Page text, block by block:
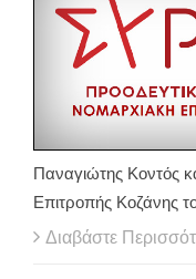
Παναγιώτης Κοντός
Επιτροπής Κοζάνης
Διαβάστε